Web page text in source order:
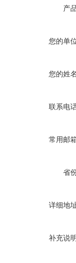
产
您的单
您的姓
联系电
常用邮
省
详细地
补充说